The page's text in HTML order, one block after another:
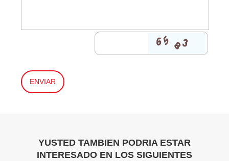
YUSTED TAMBIEN PODRIA ESTAR
INTERESADO EN LOS SIGUIENTES